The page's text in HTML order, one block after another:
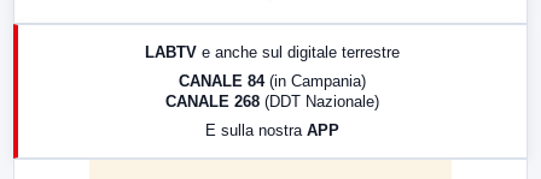
LABTV e anche sul digitale terrestre
CANALE 84 (in Campania)
CANALE 268 (DDT Nazionale)
E sulla nostra APP